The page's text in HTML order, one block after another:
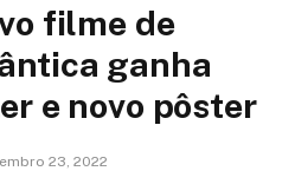
filme de
ganha
e novo pôster
23, 2022